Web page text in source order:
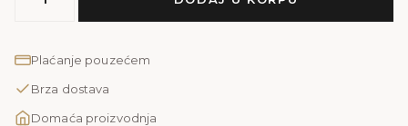
AURORA
glatPlaćanje pouzećem
Brza dostava
Domaća proizvodnja